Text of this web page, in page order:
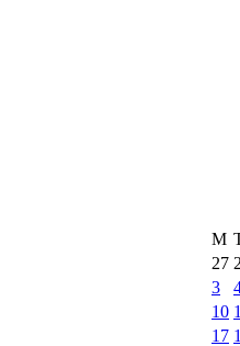
M
27
3
10
17